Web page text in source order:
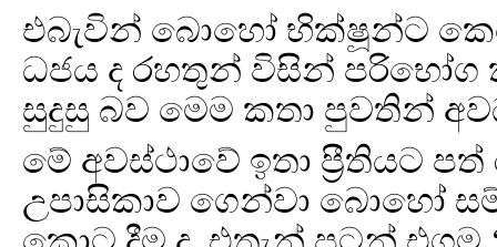
එබැවින් බොහෝ භික්ෂූන්ට
ධජය ද රහතුන් විසින් පරිභෝග
සුදුසු බව මෙම කතා පුවතින්
මේ අවස්ථාවේ ඉතා ප්‍රීතියට
උපාසිකාව ගෙන්වා බොහෝ